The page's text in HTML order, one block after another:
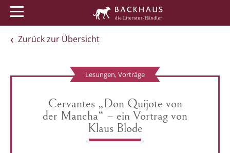
Zurück zur Übersicht
Lesungen, Vorträge
Cervantes „Don Quijote von
der Mancha“ – ein Vortrag von
Klaus Blode